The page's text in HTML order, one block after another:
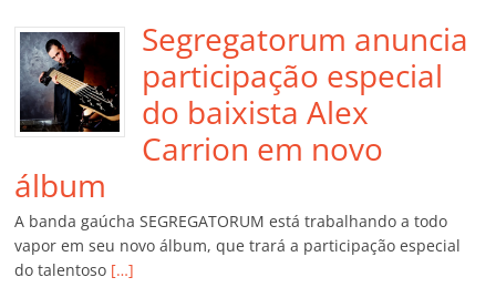
Segregatorum anuncia
participação especial
do baixista Alex
Carrion em novo
álbum
A banda gaúcha SEGREGATORUM está trabalhando a todo
vapor em seu novo álbum, que trará a participação especial
do talentoso […]